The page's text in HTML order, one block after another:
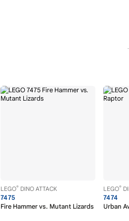
LEGO® DINO ATTACK
7475
Fire Hammer vs. Mutant Lizards
LEGO®
7474
Urban